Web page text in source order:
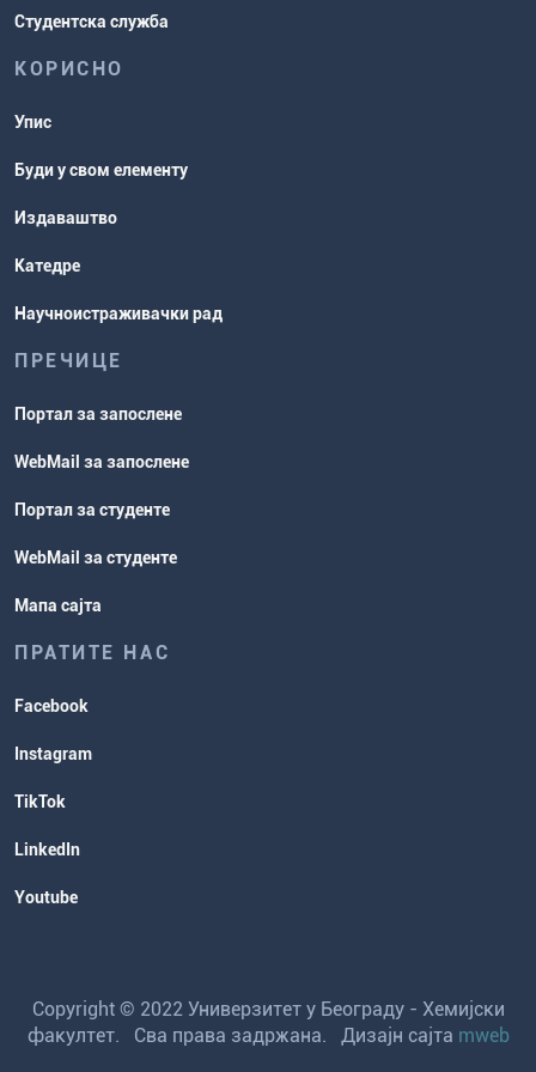
Студентска служба
КОРИСНО
Упис
Буди у свом елементу
Издаваштво
Катедре
Научноистраживачки рад
ПРЕЧИЦЕ
Портал за запослене
WebMail за запослене
Портал за студенте
WebMail за студенте
Мапа сајта
ПРАТИТЕ НАС
Facebook
Instagram
TikTok
LinkedIn
Youtube
Copyright © 2022 Универзитет у Београду - Хемијски
факултет. Сва права задржана. Дизајн сајта mweb